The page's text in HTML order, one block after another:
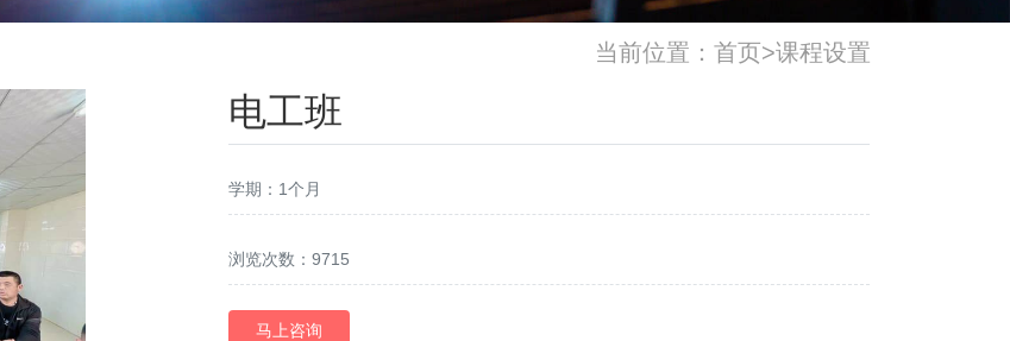
当前位置： 首页>课程设置
电工班
学期：1个月
浏览次数：9715
马上咨询